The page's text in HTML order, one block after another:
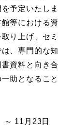
予定いたしま
等における資
り上げ、セミ
、専門的な知
資料と向き合
助となること
11月23日